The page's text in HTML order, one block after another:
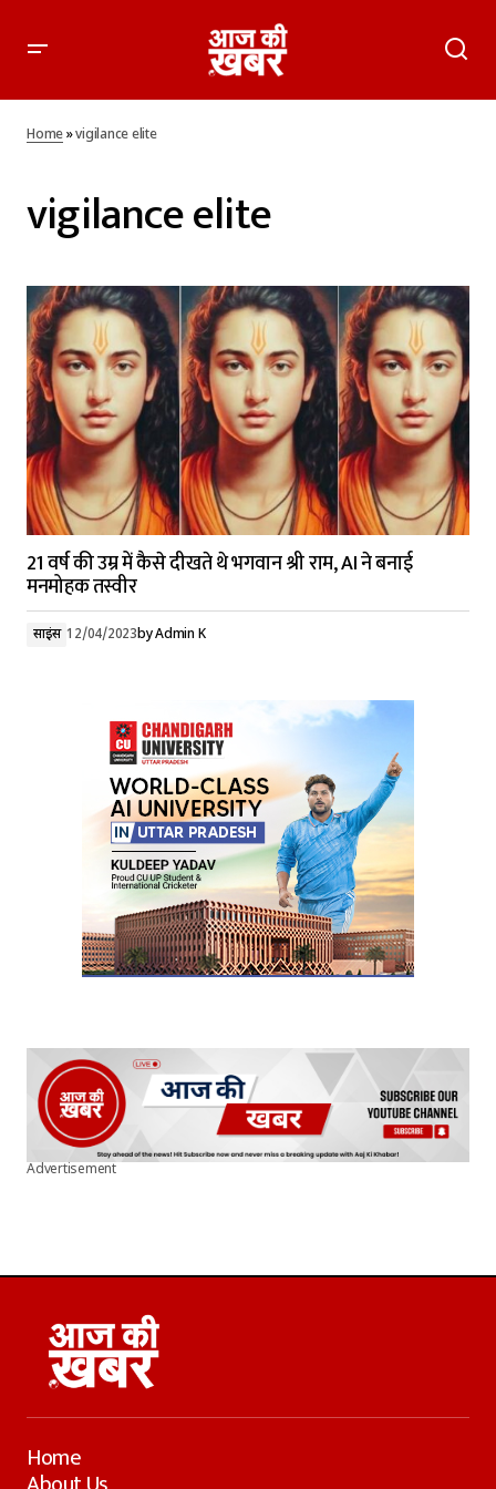
Home»vigilance elite
vigilance elite
21 वर्ष की उम्र में कैसे दीखते थे भगवान श्री राम, AI ने बनाई
मनमोहक तस्वीर
साइंस 12/04/2023byAdmin K
Advertisement
Home